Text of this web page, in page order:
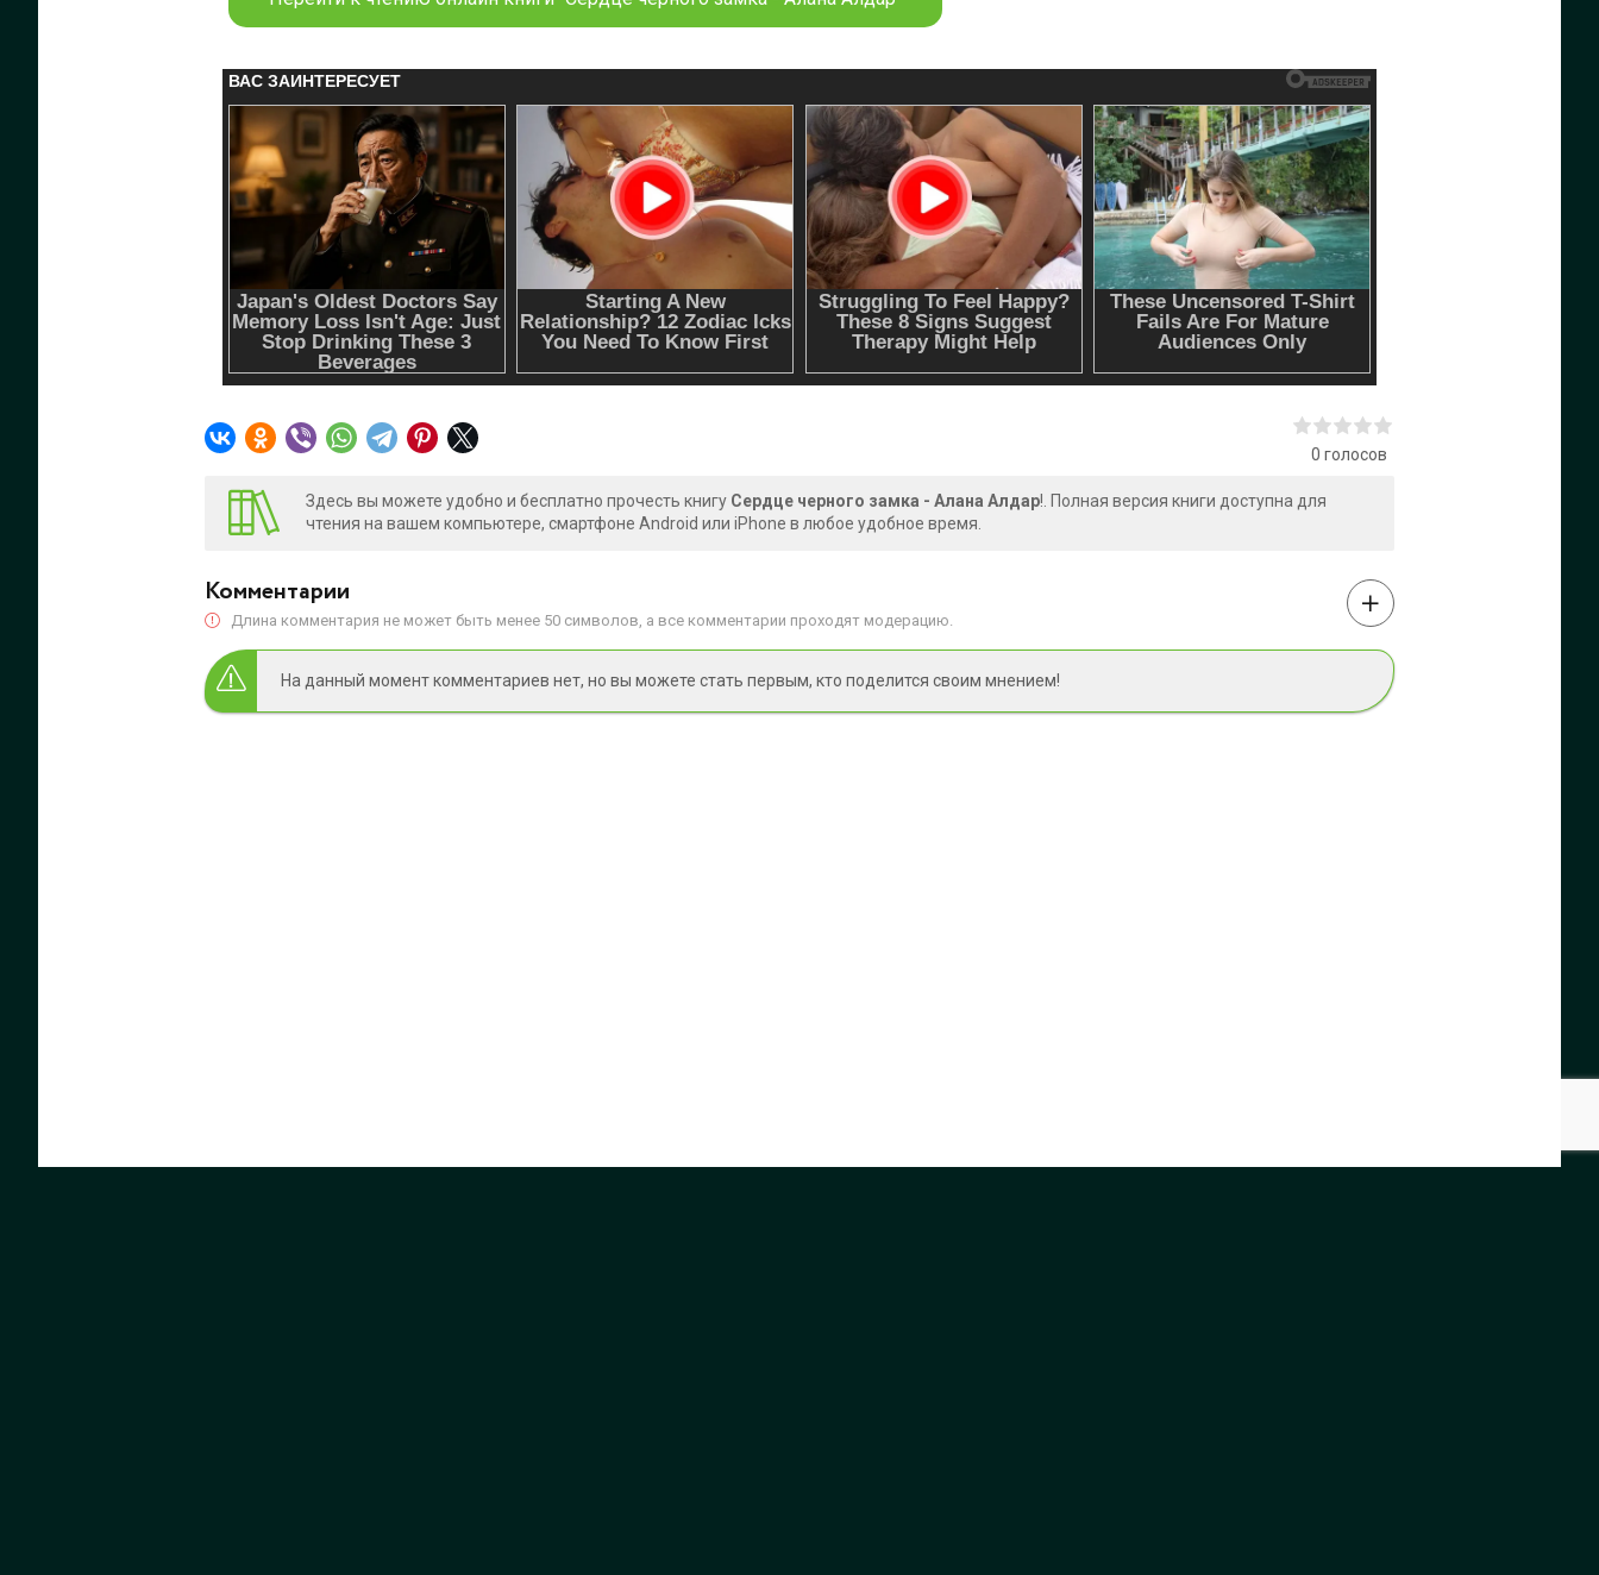
0 голосов
Здесь вы можете удобно и бесплатно прочесть книгу Сердце черного замка - Алана Алдар!. Полная версия книги доступна для
чтения на вашем компьютере, смартфоне Android или iPhone в любое удобное время.
Комментарии
Длина комментария не может быть менее 50 символов, а все комментарии проходят модерацию.
На данный момент комментариев нет, но вы можете стать первым, кто поделится своим мнением!